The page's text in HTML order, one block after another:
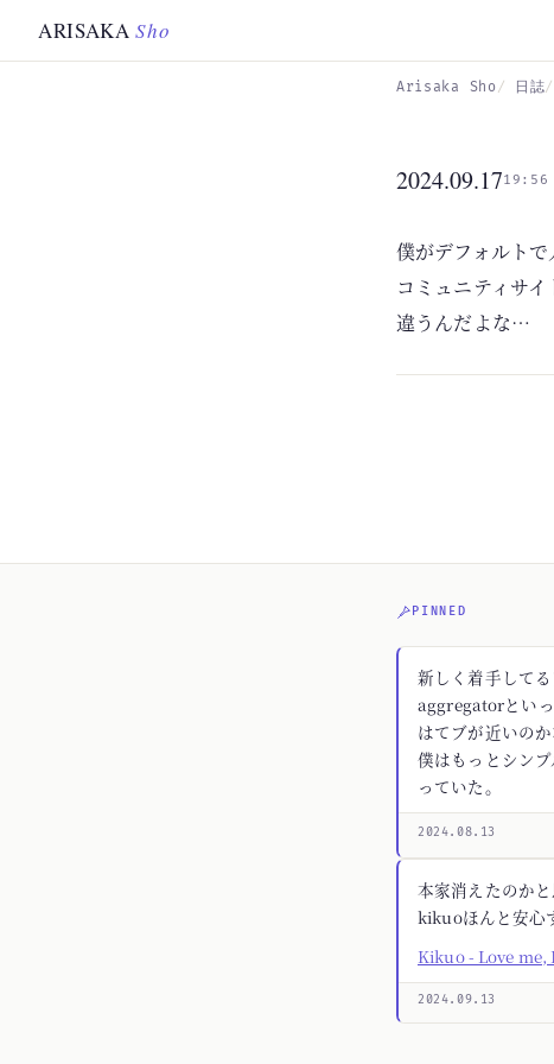
ARISAKASho
Arisaka Sho 日誌
2024.09.1719:56
僕がデフォルト
コミュニティサイ
違うんだよな…
PINNED
新しく着手して
aggregatorとい
はてブが近いの
僕はもっとシン
っていた。
2024.08.13
本家消えたのか
kikuoほんと安心
Kikuo - Love me,
2024.09.13